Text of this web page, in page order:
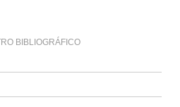
BIBLIOGRÁFICO